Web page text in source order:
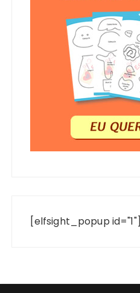
[elfsight_popup id="1"]